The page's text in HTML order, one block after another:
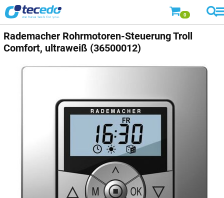
0
Rademacher Rohrmotoren-Steuerung Troll
Comfort, ultraweiß (36500012)